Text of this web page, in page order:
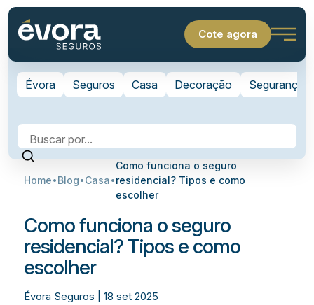
Cote agora
Évora Seguros Casa Decoração Segurança
Home Blog Casa
Como funciona o seguro
residencial? Tipos e como
escolher
Como funciona o seguro
residencial? Tipos e como
escolher
Évora Seguros | 18 set 2025